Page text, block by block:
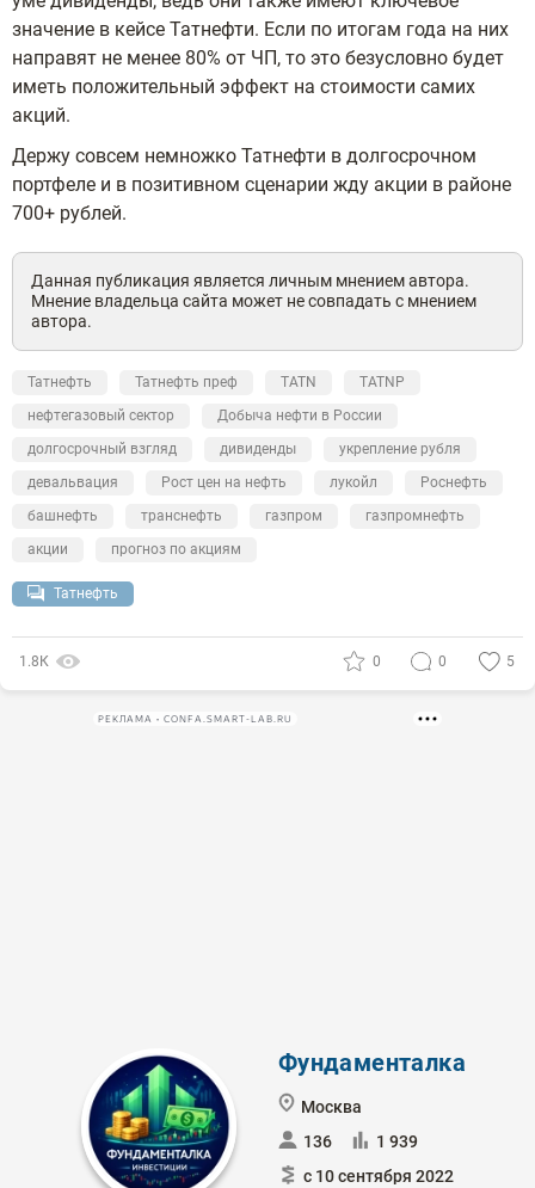
значение в кейсе Татнефти. Если по итогам года на них
направят не менее 80% от ЧП, то это безусловно будет
иметь положительный эффект на стоимости самих
акций.
Держу совсем немножко Татнефти в долгосрочном
портфеле и в позитивном сценарии жду акции в районе
700+ рублей.
Данная публикация является личным мнением автора.
Мнение владельца сайта может не совпадать с мнением
автора.
Татнефть Татнефть преф TATN
TATNP
нефтегазовый сектор
Добыча нефти в России
долгосрочный взгляд
дивиденды
укрепление рубля
девальвация
Рост цен на нефть лукойл
Роснефть
башнефть
транснефть газпром
газпромнефть
акции
прогноз по акциям
Татнефть
1.8К 0 0 5
РЕКЛАМА • CONFA.SMART-LAB.RU
Фундаменталка
Москва
136
1 939
с 10 сентября 2022